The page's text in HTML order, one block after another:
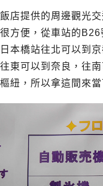
飯店提供的周邊觀光
很方便，從車站的
日本橋站往北可以到
往東可以到奈良，往
樞紐，所以拿這間來